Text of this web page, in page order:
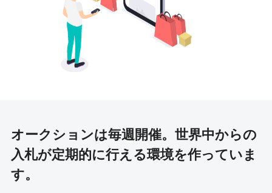
オークションは毎週開催。 世界中からの
入札が定期的に行える環境を作っていま
す。